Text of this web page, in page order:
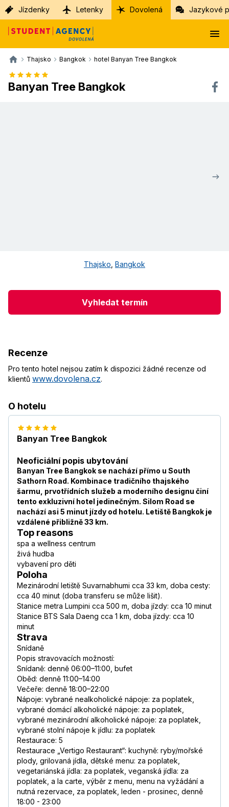
Jízdenky Letenky Dovolená Jazykové
Thajsko Bangkok hotel Banyan Tree Bangkok
Banyan Tree Bangkok
Thajsko Bangkok
Vyhledat termín
Recenze
Pro tento hotel nejsou zatím k dispozici žádné recenze od
klientů www.dovolena.cz.
O hotelu
Banyan Tree Bangkok
Neoficiální popis ubytování
Banyan Tree Bangkok se nachází přímo u South
Sathorn Road. Kombinace tradičního thajského
šarmu, prvotřídních služeb a moderního designu činí
tento exkluzivní hotel jedinečným. Silom Road se
nachází asi 5 minut jízdy od hotelu. Letiště Bangkok je
vzdálené přibližně 33 km.
Top reasons
spa a wellness centrum
živá hudba
vybavení pro děti
Poloha
Mezinárodní letiště Suvarnabhumi cca 33 km, doba cesty:
cca 40 minut (doba transferu se může lišit).
Stanice metra Lumpini cca 500 m, doba jízdy: cca 10 minut
Stanice BTS Sala Daeng cca 1 km, doba jízdy: cca 10
minut
Strava
Snídaně
Popis stravovacích možností:
Snídaně: denně 06:00–11:00, bufet
Oběd: denně 11:00–14:00
Večeře: denně 18:00–22:00
Nápoje: vybrané nealkoholické nápoje: za poplatek,
vybrané domácí alkoholické nápoje: za poplatek,
vybrané mezinárodní alkoholické nápoje: za poplatek,
vybrané stolní nápoje k jídlu: za poplatek
Restaurace: 5
Restaurace „Vertigo Restaurant“: kuchyně: ryby/mořské
plody, grilovaná jídla, dětské menu: za poplatek,
vegetariánská jídla: za poplatek, veganská jídla: za
poplatek, a la carte, výběr z menu, menu na vyžádání a
nutná rezervace, za poplatek, leden - prosinec, denně
18:00 - 23:00